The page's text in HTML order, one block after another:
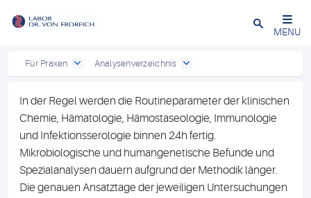
Close
MENU
Für Praxen Analysenverzeichnis
In der Regel werden die Routineparameter der klinischen
Chemie, Hämatologie, Hämostaseologie, Immunologie
und Infektionsserologie binnen 24h fertig.
Mikrobiologische und humangenetische Befunde und
Spezialanalysen dauern aufgrund der Methodik länger.
Die genauen Ansatztage der jeweiligen Untersuchungen